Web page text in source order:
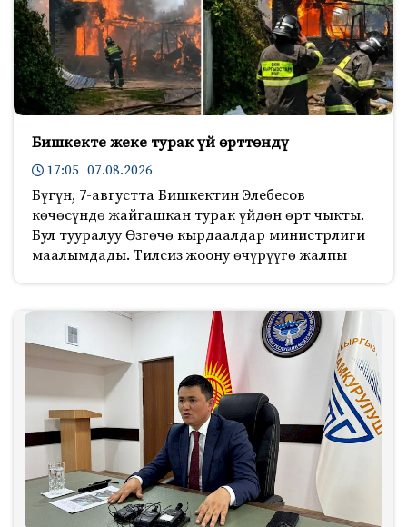
Бишкекте жеке турак үй өрттөндү
17:05 07.08.2026
Бүгүн, 7-августта Бишкектин Элебесов
көчөсүндө жайгашкан турак үйдөн өрт чыкты.
Бул тууралуу Өзгөчө кырдаалдар министрлиги
маалымдады. Тилсиз жоону өчүрүүгө жалпы